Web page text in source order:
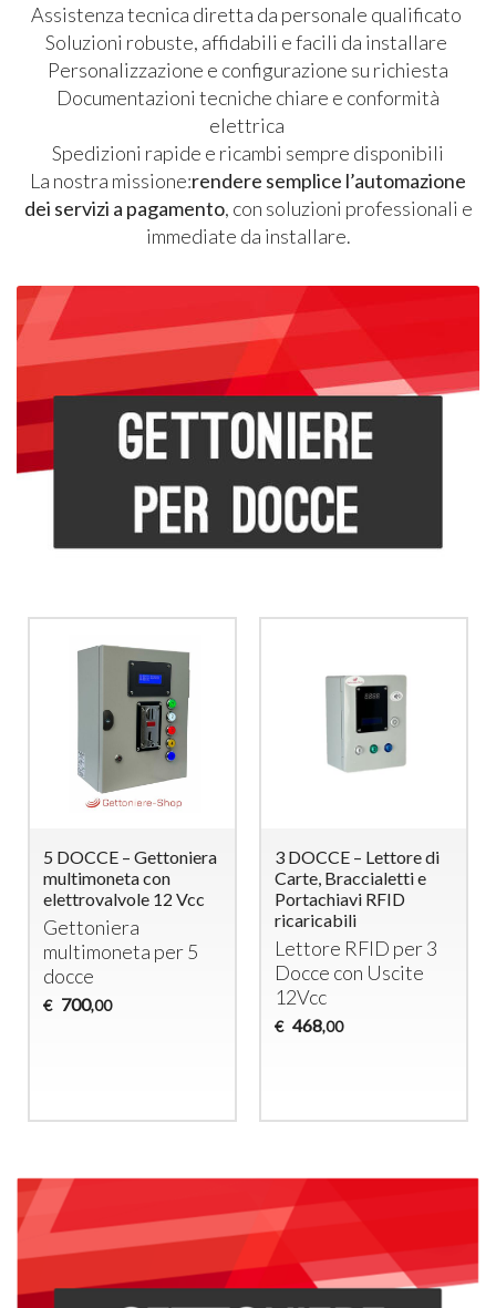
Assistenza tecnica diretta da personale qualificato
Soluzioni robuste, affidabili e facili da installare
Personalizzazione e configurazione su richiesta
Documentazioni tecniche chiare e conformità
elettrica
Spedizioni rapide e ricambi sempre disponibili
La nostra missione:rendere semplice l’automazione
dei servizi a pagamento, con soluzioni professionali e
immediate da installare.
5 DOCCE – Gettoniera
multimoneta con
elettrovalvole 12 Vcc
Gettoniera
multimoneta per 5
docce
€ 700,00
3 DOCCE – Lettore di
Carte, Braccialetti e
Portachiavi RFID
ricaricabili
Lettore RFID per 3
Docce con Uscite
12Vcc
€ 468,00